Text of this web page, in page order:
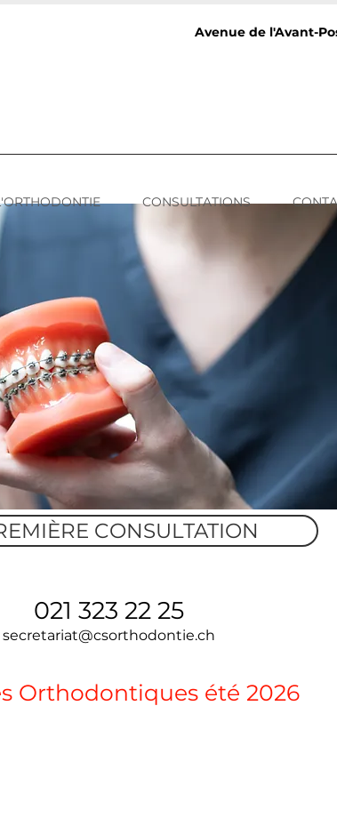
Avenue de l'Avant-
CONSULTATIONS
CONSULTATION
021 323 22 25
secretariat@csorthodontie.ch
Orthodontiques été 2026